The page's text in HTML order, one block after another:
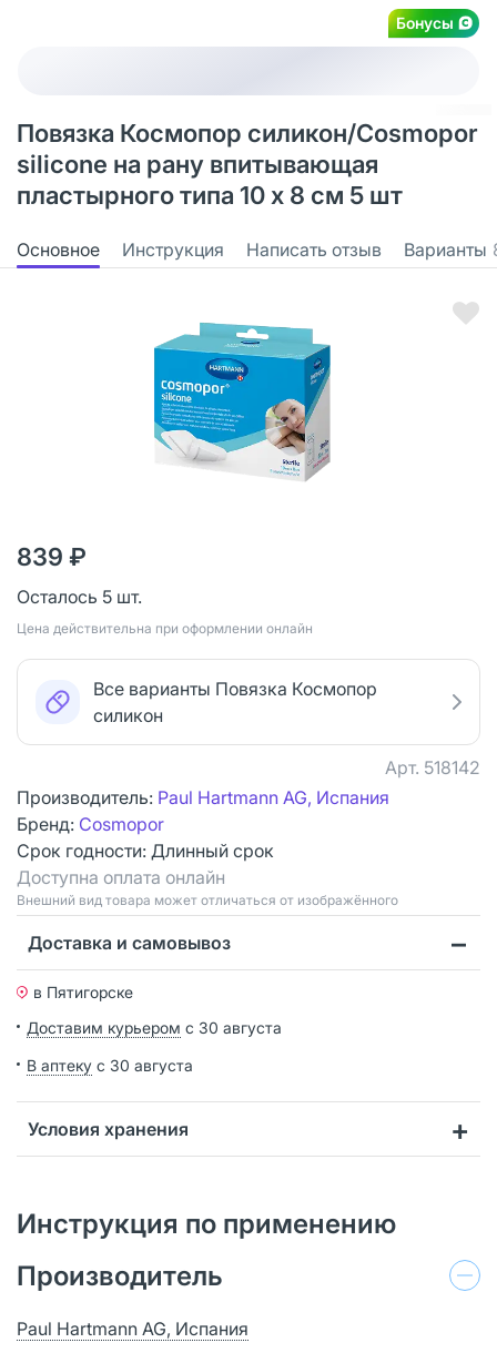
Бонусы
Повязка Космопор силикон/Cosmopor
silicone на рану впитывающая
пластырного типа 10 х 8 см 5 шт
Основное Инструкция Написать отзыв Варианты
839 ₽
Осталось 5 шт.
Цена действительна при оформлении онлайн
Все варианты Повязка Космопор
силикон
Арт. 518142
Производитель: Paul Hartmann AG, Испания
Бренд: Cosmopor
Срок годности: Длинный срок
Доступна оплата онлайн
Bнешний вид товара может отличаться от изображённого
Доставка и самовывоз
в Пятигорске
Доставим курьером с 30 августа
В аптеку с 30 августа
Условия хранения
Инструкция по применению
Производитель
Paul Hartmann AG, Испания